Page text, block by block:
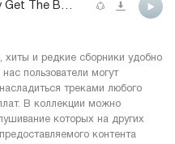
How'd A White Boy Get The Blue
хиты и редкие сборники удобно
пользователи могут
треками любого
В коллекции можно
которых на других
контента